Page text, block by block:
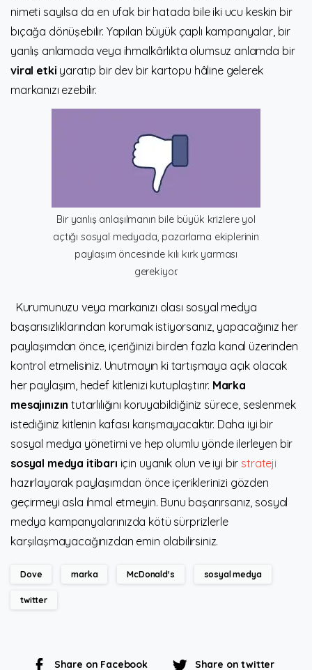
nimeti sayılsa da en ufak bir hatada bile iki ucu keskin bir
bıçağa dönüşebilir. Yapılan büyük çaplı kampanyalar, bir
yanlış anlamada veya ihmalkârlıkta olumsuz anlamda bir
viral etki yaratıp bir dev bir kartopu hâline gelerek
markanızı ezebilir.
Bir yanlış anlaşılmanın bile büyük krizlere yol
açtığı sosyal medyada, pazarlama ekiplerinin
paylaşım öncesinde kılı kırk yarması
gerekiyor.
Kurumunuzu veya markanızı olası sosyal medya
başarısızlıklarından korumak istiyorsanız, yapacağınız her
paylaşımdan önce, içeriğinizi birden fazla kanal üzerinden
kontrol etmelisiniz. Unutmayın ki tartışmaya açık olacak
her paylaşım, hedef kitlenizi kutuplaştırır. Marka
mesajınızın tutarlılığını koruyabildiğiniz sürece, seslenmek
istediğiniz kitlenin kafası karışmayacaktır. Daha iyi bir
sosyal medya yönetimi ve hep olumlu yönde ilerleyen bir
sosyal medya itibarı için uyanık olun ve iyi bir strateji
hazırlayarak paylaşımdan önce içeriklerinizi gözden
geçirmeyi asla ihmal etmeyin. Bunu başarırsanız, sosyal
medya kampanyalarınızda kötü sürprizlerle
karşılaşmayacağınızdan emin olabilirsiniz.
Dove marka McDonald's sosyal medya
twitter
Share on Facebook Share on twitter